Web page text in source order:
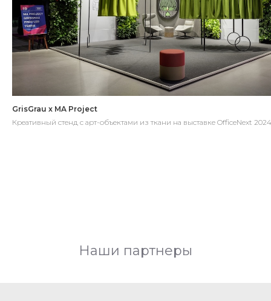
GrisGrau x MA Project
Креативный стенд с арт-объектами из ткани на выставке OfficeNext 2024
Наши партнеры